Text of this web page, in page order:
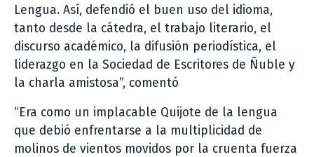
Lengua. Así, defendió el buen uso del idioma,
tanto desde la cátedra, el trabajo literario, el
discurso académico, la difusión periodística, el
liderazgo en la Sociedad de Escritores de Ñuble y
la charla amistosa”, comentó
“Era como un implacable Quijote de la lengua
que debió enfrentarse a la multiplicidad de
molinos de vientos movidos por la cruenta fuerza